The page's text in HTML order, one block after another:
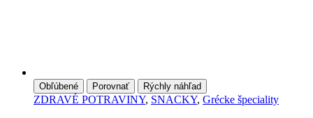
Obľúbené Porovnať Rýchly náhľad
ZDRAVÉ POTRAVINY, SNACKY, Grécke špeciality